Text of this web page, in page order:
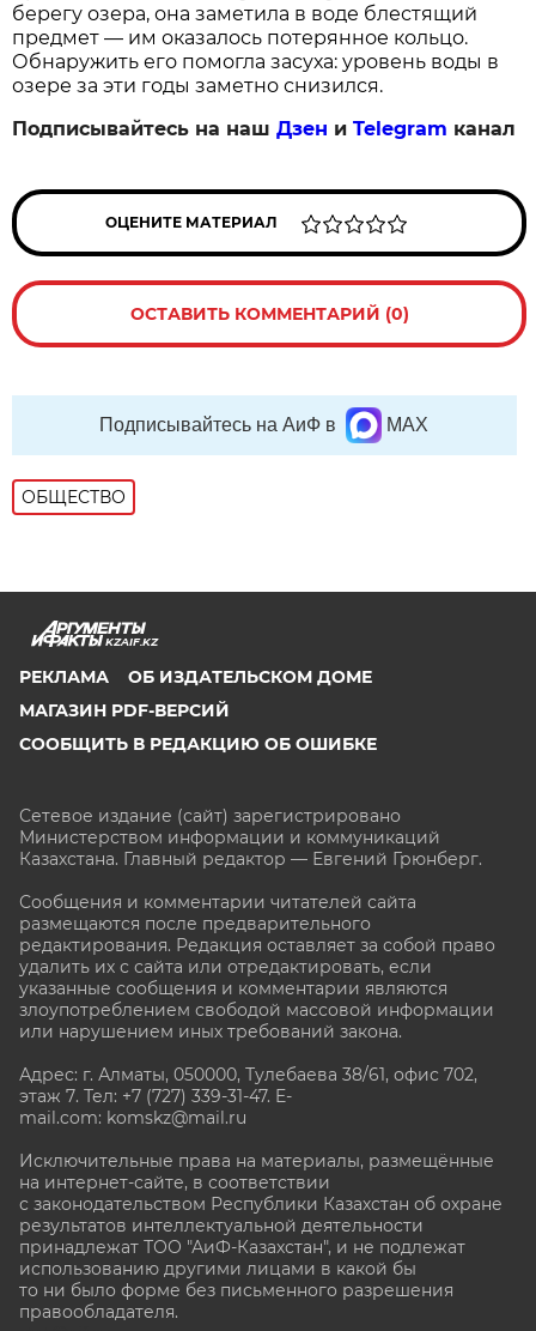
берегу озера, она заметила в воде блестящий
предмет — им оказалось потерянное кольцо.
Обнаружить его помогла засуха: уровень воды в
озере за эти годы заметно снизился.
Подписывайтесь на нашДзен иTelegram канал
ОЦЕНИТЕ МАТЕРИАЛ
ОСТАВИТЬ КОММЕНТАРИЙ (0)
Подписывайтесь на АиФ в MAX
ОБЩЕСТВО
KZAIF.KZ
РЕКЛАМА
ОБ ИЗДАТЕЛЬСКОМ ДОМЕ
МАГАЗИН PDF-ВЕРСИЙ
СООБЩИТЬ В РЕДАКЦИЮ ОБ ОШИБКЕ
Сетевое издание (сайт) зарегистрировано
Министерством информации и коммуникаций
Казахстана. Главный редактор — Евгений Грюнберг.
Сообщения и комментарии читателей сайта
размещаются после предварительного
редактирования. Редакция оставляет за собой право
удалить их с сайта или отредактировать, если
указанные сообщения и комментарии являются
злоупотреблением свободой массовой информации
или нарушением иных требований закона.
Адрес: г. Алматы, 050000, Тулебаева 38/61, офис 702,
этаж 7. Тел: +7 (727) 339-31-47. E-
mail.com: komskz@mail.ru
Исключительные права на материалы, размещённые
на интернет-сайте, в соответствии
с законодательством Республики Казахстан об охране
результатов интеллектуальной деятельности
принадлежат ТОО "АиФ-Казахстан", и не подлежат
использованию другими лицами в какой бы
то ни было форме без письменного разрешения
правообладателя.